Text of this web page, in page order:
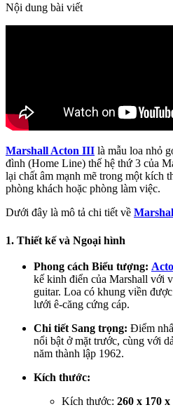
Nội dung bài viết
Marshall Acton III là mẫu loa nhỏ
đình (Home Line) thế hệ thứ 3 của
lại chất âm mạnh mẽ trong một kích
phòng khách hoặc phòng làm việc.
Dưới đây là mô tả chi tiết về
1. Thiết kế và Ngoại hình
Phong cách Biểu tượng:
kế kinh điển của Marshall với
guitar. Loa có khung viền
lưới ê-căng cứng cáp.
Chi tiết Sang trọng: Điểm
nổi bật ở mặt trước, cùng với
năm thành lập 1962.
Kích thước:
Kích thước: 260 x 170